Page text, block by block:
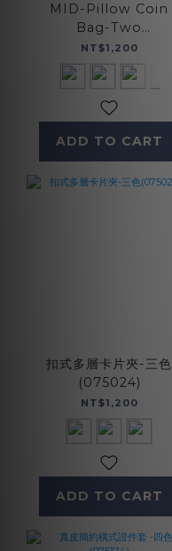
MID-Pillow Coin
Bag-Two
Colors(075222)
NT$1,200
ADD TO CART
扣式多層卡片夾-三色
(075024)
NT$1,200
ADD TO CART